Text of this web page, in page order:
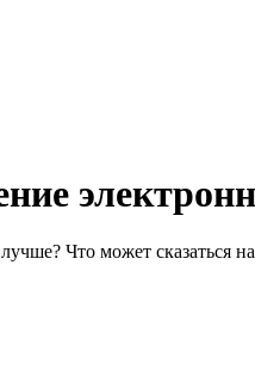
Что может сказаться